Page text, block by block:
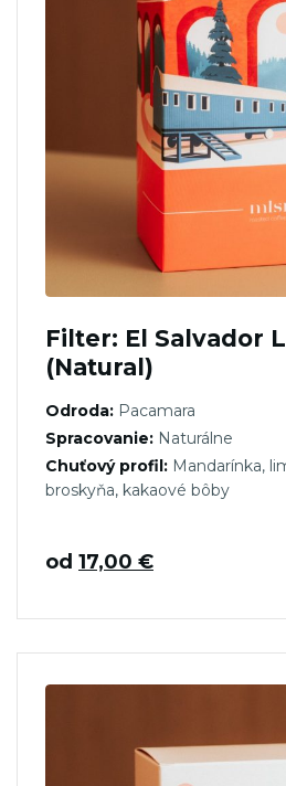
Filter: El Salvador
(Natural)
Odroda: Pacamara
Spracovanie: Naturálne
Chuťový profil: Mandarínka,
broskyňa, kakaové bôby
od 17,00 €